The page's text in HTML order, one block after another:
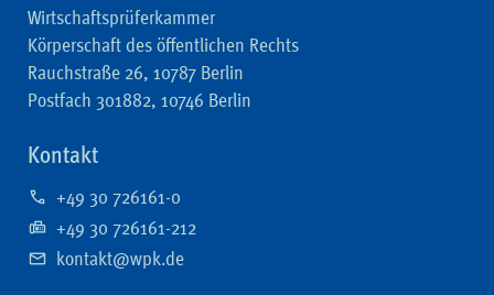
Wirtschaftsprüferkammer
Körperschaft des öffentlichen Rechts
Rauchstraße 26, 10787 Berlin
Postfach 301882, 10746 Berlin
Kontakt
+49 30 726161-0
+49 30 726161-212
kontakt@wpk.de